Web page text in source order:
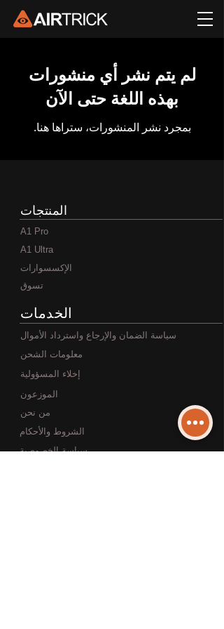
لم يتم نشر أي منشورات
بهذه اللغة حتى الآن
بمجرد نشر المنشورات، ستراها هنا.
المنتجات
A1 Pro
A1 Ultra
الإكسسوارات
تسوق
الخدمات
سياسة الضمان والإرجاع واسترداد الأموال
معلومات الشحن
إخلاء المسؤولية
الموزعون
من نحن
الشروط والأحكام
سياسة الخصوصية